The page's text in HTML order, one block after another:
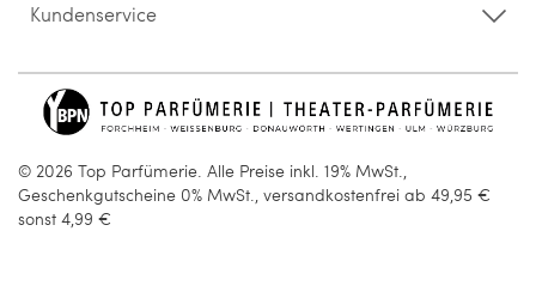
Kundenservice
info@topparfuemerie.de
© 2026 Top Parfümerie. Alle Preise inkl. 19% MwSt.,
Geschenkgutscheine 0% MwSt., versandkostenfrei ab 49,95 €
sonst 4,99 €